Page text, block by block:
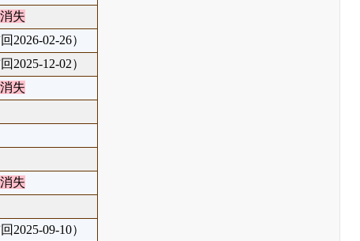
失
2026-02-26）
2025-12-02）
失
失
2025-09-10）